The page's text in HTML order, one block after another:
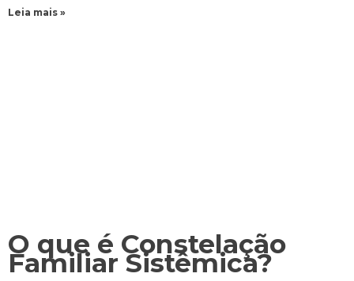
Leia mais »
O que é Constelação
Familiar Sistêmica?